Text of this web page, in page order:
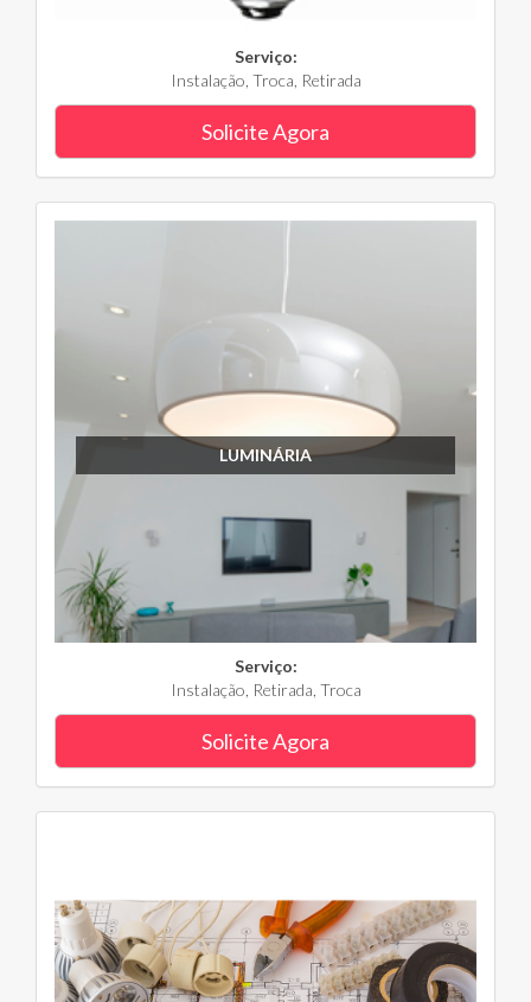
Serviço:
Instalação, Troca, Retirada
Solicite Agora
LUMINÁRIA
Serviço:
Instalação, Retirada, Troca
Solicite Agora